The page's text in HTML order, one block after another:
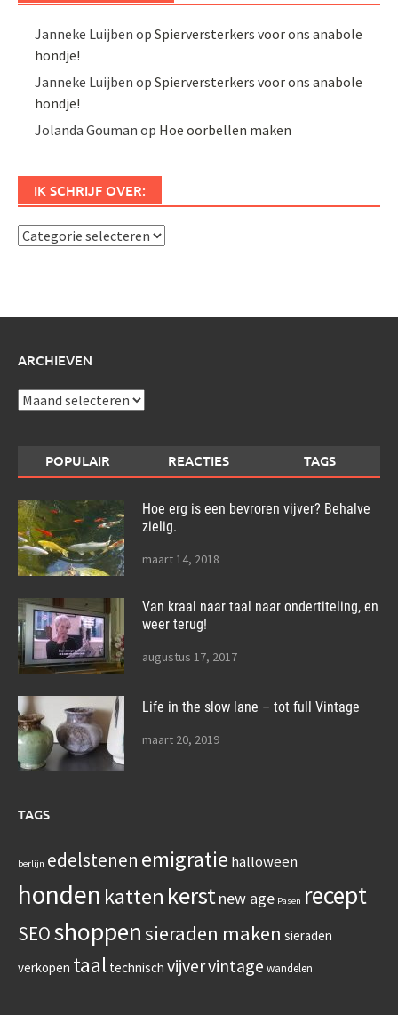
Janneke Luijben opSpierversterkers voor ons anabole
hondje!
Janneke Luijben opSpierversterkers voor ons anabole
hondje!
Jolanda Gouman op Hoe oorbellen maken
IK SCHRIJF OVER:
Ik
ARCHIEVEN
Archieven
POPULAIR REACTIES TAGS
Hoe erg is een bevroren vijver? Behalve
zielig.
maart 14, 2018
Van kraal naar taal naar ondertiteling, en
weer terug!
augustus 17, 2017
Life in the slow lane – tot full Vintage
maart 20, 2019
TAGS
berlijn edelstenen emigratie halloween
honden katten kerstnew age Pasen recept
SEOshoppensieraden maken sieraden
verkopen taal technisch vijvervintage wandelen